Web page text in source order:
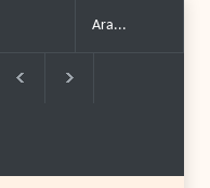
sona erdir..